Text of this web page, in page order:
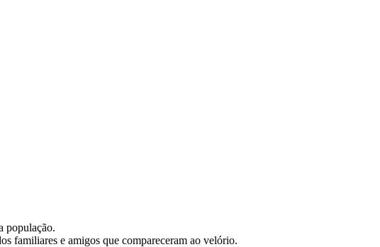
população.
familiares e amigos que compareceram ao velório.